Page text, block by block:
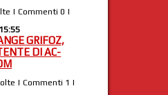
| Commenti 0 |
GRIFOZ,
DI AC-
| Commenti 1 |